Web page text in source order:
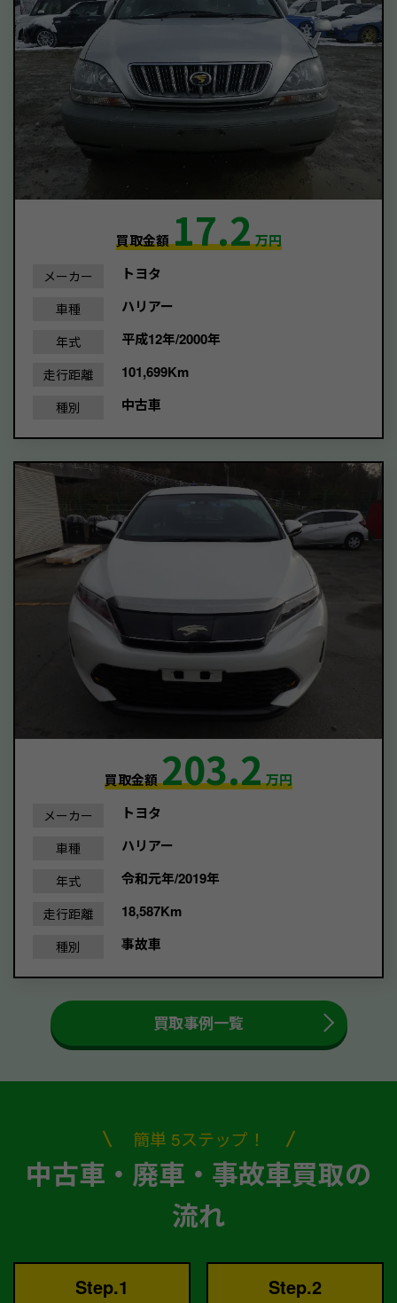
買取金額17.2万円
メーカー トヨタ
車種 ハリアー
年式 平成12年/2000年
走行距離 101,699Km
種別 中古車
買取金額203.2万円
メーカー トヨタ
車種 ハリアー
年式 令和元年/2019年
走行距離 18,587Km
種別 事故車
買取事例一覧
簡単 5ステップ！
中古車・廃車・事故車買取の
流れ
Step.1 Step.2